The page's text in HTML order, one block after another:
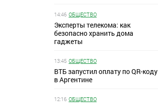
14:46 ОБЩЕСТВО
Эксперты телекома: как
безопасно хранить дома
гаджеты
13:45 ОБЩЕСТВО
ВТБ запустил оплату по QR-коду
в Аргентине
12:16 ОБЩЕСТВО